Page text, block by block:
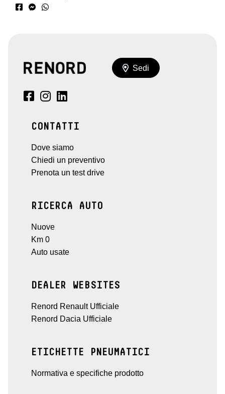
Sedi
CONTATTI
Dove siamo
Chiedi un preventivo
Prenota un test drive
RICERCA AUTO
Nuove
Km 0
Auto usate
DEALER WEBSITES
Renord Renault Ufficiale
Renord Dacia Ufficiale
ETICHETTE PNEUMATICI
Normativa e specifiche prodotto